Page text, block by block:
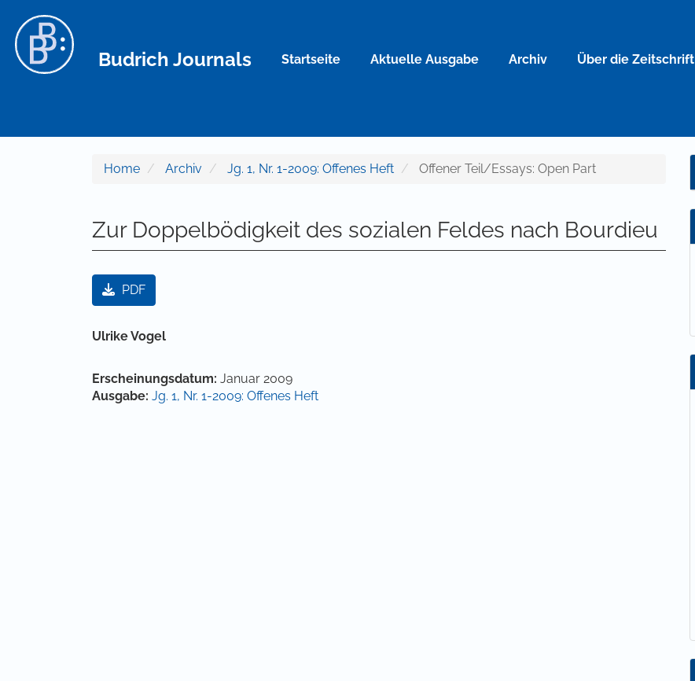
Hauptinhalt
Sidebar
Budrich Journals Startseite Aktuelle Ausgabe Archiv Über die Zeitschrift
Home Archiv Jg. 1, Nr. 1-2009: Offenes Heft Offener Teil/Essays: Open Part
Zur Doppelbödigkeit des sozialen Feldes nach Bourdieu
Artikel-Sidebar
PDF
Hauptsächlicher Artikelinhalt
Ulrike Vogel
Artikel-Details
Erscheinungsdatum: Januar 2009
Ausgabe: Jg. 1, Nr. 1-2009: Offenes Heft